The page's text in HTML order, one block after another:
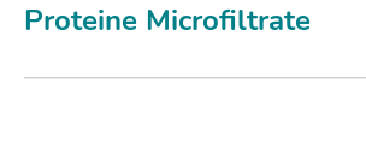
Proteine Microfiltrate